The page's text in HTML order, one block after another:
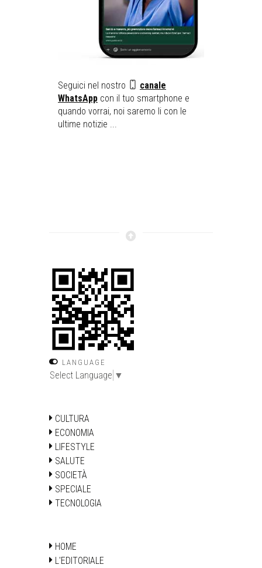
Seguici nel nostro
canale
WhatsApp con il tuo smartphone e
quando vorrai, noi saremo li con le
ultime notizie ...
LANGUAGE
Select Language ▼
CULTURA
ECONOMIA
LIFESTYLE
SALUTE
SOCIETÀ
SPECIALE
TECNOLOGIA
HOME
L'EDITORIALE